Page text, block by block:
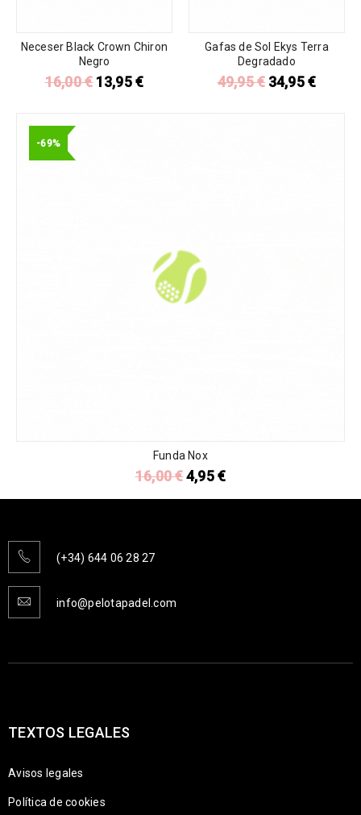
Neceser Black Crown Chiron
Negro
16,00€ 13,95€
Gafas de Sol Ekys Terra
Degradado
49,95€ 34,95€
-69%
Funda Nox
16,00€4,95€
(+34) 644 06 28 27
info@pelotapadel.com
TEXTOS LEGALES
Avisos legales
Política de cookies